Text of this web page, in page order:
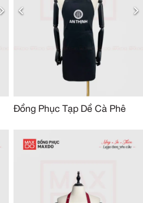
Đồng Phục Tạp Dề Cà Phê